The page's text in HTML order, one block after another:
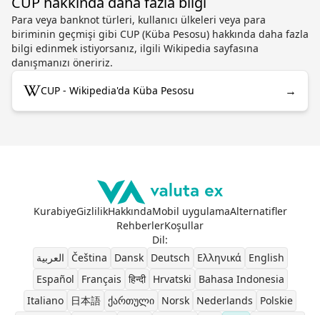
Para veya banknot türleri, kullanıcı ülkeleri veya para
biriminin geçmişi gibi CUP (Küba Pesosu) hakkında daha fazla
bilgi edinmek istiyorsanız, ilgili Wikipedia sayfasına
danışmanızı öneririz.
CUP - Wikipedia'da Küba Pesosu →
KurabiyeGizlilikHakkındaMobil uygulamaAlternatifler
RehberlerKoşullar
Dil:
العربية
Čeština Dansk Deutsch Ελληνικά
English
Español
Français हिन्दी Hrvatski
Bahasa Indonesia
Italiano
日本語 ქართული Norsk Nederlands
Polskie